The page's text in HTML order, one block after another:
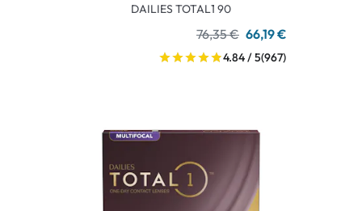
DAILIES TOTAL1 90
76,35 € 66,19 €
4.84 / 5(967)